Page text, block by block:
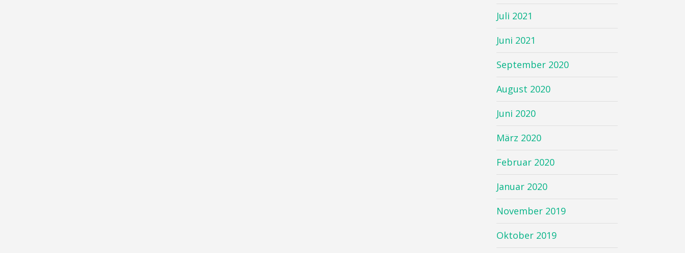
Juli 2021
Juni 2021
September 2020
August 2020
Juni 2020
März 2020
Februar 2020
Januar 2020
November 2019
Oktober 2019